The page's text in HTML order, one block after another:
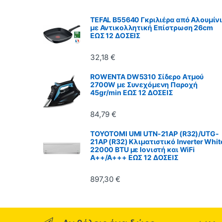
TEFAL B55640 Γκριλιέρα από
με Αντικολλητική Επίστρωση 26cm
ΕΩΣ 12 ΔΟΣΕΙΣ
32,18€
ROWENTA DW5310 Σίδερο Ατμού
2700W με Συνεχόμενη Παροχή
45gr/min ΕΩΣ 12 ΔΟΣΕΙΣ
84,79€
TOYOTOMI UMI UTN-21AP (R32)/UTG-
21AP (R32) Κλιματιστικό Inverter
22000 BTU με Ιονιστή και WiFi
A++/A+++ ΕΩΣ 12 ΔΟΣΕΙΣ
897,30€